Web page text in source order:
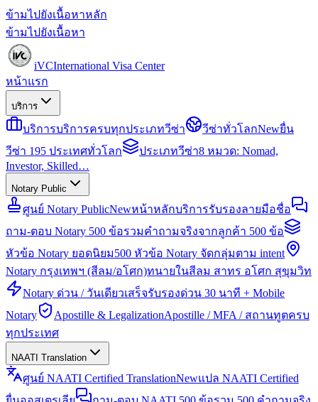
ข้ามไปยังเนื้อหาหลัก
ข้ามไปยังเนื้อหา
iVCInternational Visa Center
หน้าแรก
บริการ
บริการบริการครบทุกประเภทวีซ่า วีซ่าทั่วโลกNewยื่น
วีซ่า 195 ประเทศทั่วโลก
ประเภทวีซ่า8 หมวด: Nomad,
Investor, Skilled…
Notary Public
ศูนย์ Notary PublicNewหน้าหลักบริการรับรองลายมือชื่อ
ถาม-ตอบ Notary 500 ข้อรวมคำถามจริงจากลูกค้า 500 ข้อ
หัวข้อ Notary ยอดนิยม500 หัวข้อ Notary จัดกลุ่มตาม intent
Notary กรุงเทพฯ (สีลม/อโศก)ทนายในสีลม สาทร อโศก สุขุมวิท
Notary ด่วน / วันเดียวเสร็จรับรองด่วน 30 นาที + Mobile
Notary
Apostille & LegalizationApostille / MFA / สถานทูตครบ
ทุกประเทศ
NAATI Translation
ศูนย์ NAATI Certified TranslationNewแปล NAATI Certified